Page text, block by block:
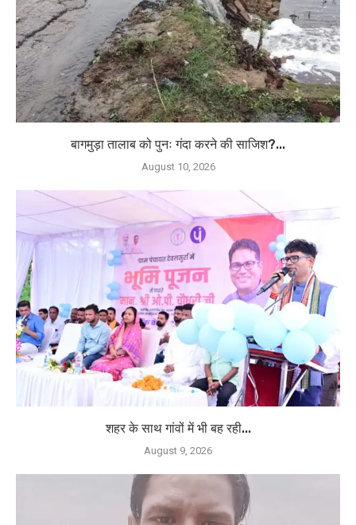
बागमुड़ा तालाब को पुनः गंदा करने की साजिश?...
August 10, 2026
शहर के साथ गांवों में भी बह रही...
August 9, 2026